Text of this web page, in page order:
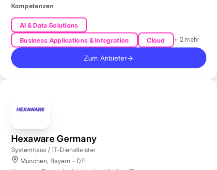
Kompetenzen
AI & Data Solutions
Business Applications & Integration
Cloud + 2 mehr
Zum Anbieter→
Hexaware Germany
Systemhaus / IT-Dienstleister
München, Bayern - DE